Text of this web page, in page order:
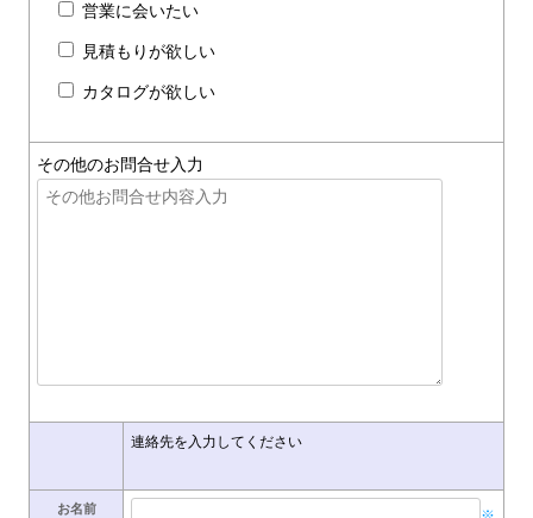
営業に会いたい
見積もりが欲しい
カタログが欲しい
その他のお問合せ入力
連絡先を入力してください
お名前